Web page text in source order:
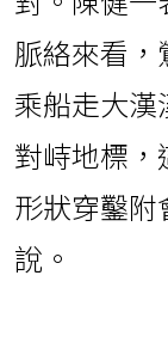
脈絡來看
乘船走大
對峙地標
形狀穿鑿
說。